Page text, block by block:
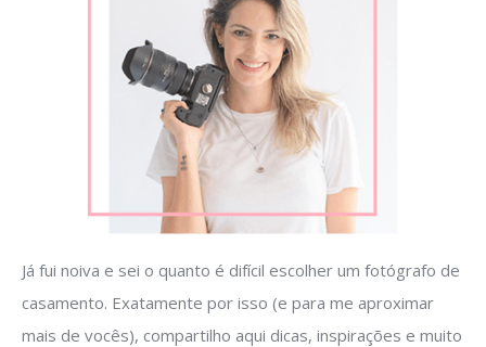
Já fui noiva e sei o quanto é difícil escolher um fotógrafo de
casamento. Exatamente por isso (e para me aproximar
mais de vocês), compartilho aqui dicas, inspirações e muito